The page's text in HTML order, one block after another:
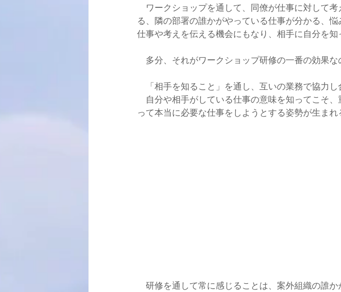
ワークショップを通して、同僚が仕事に対して
る、隣の部署の誰かがやっている仕事が分かる、
仕事や考えを伝える機会にもなり、相手に自分を知
多分、それがワークショップ研修の一番の効果な
「相手を知ること」を通し、互いの業務で協力し
自分や相手がしている仕事の意味を知ってこそ
って本当に必要な仕事をしようとする姿勢が生まれ
研修を通して常に感じることは、案外組織の誰